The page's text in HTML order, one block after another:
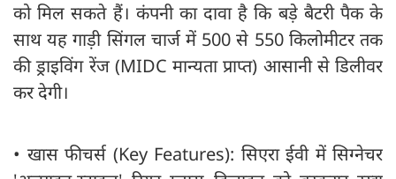
को मिल सकते हैं। कंपनी का दावा है कि बड़े बैटरी पैक के
साथ यह गाड़ी सिंगल चार्ज में 500 से 550 किलोमीटर तक
की ड्राइविंग रेंज (MIDC मान्यता प्राप्त) आसानी से डिलीवर
कर देगी।
• खास फीचर्स (Key Features): सिएरा ईवी में सिग्नेचर